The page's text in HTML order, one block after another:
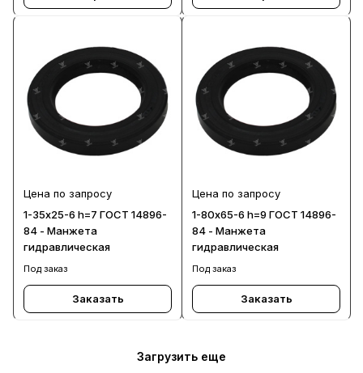
Цена по запросу
1-35х25-6 h=7 ГОСТ 14896-
84 - Манжета
гидравлическая
Под заказ
Заказать
Цена по запросу
1-80х65-6 h=9 ГОСТ 14896-
84 - Манжета
гидравлическая
Под заказ
Заказать
Загрузить еще